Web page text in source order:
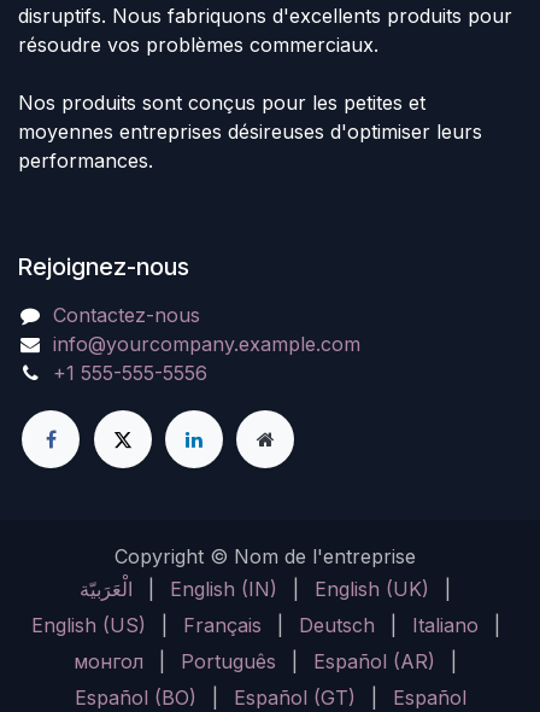
disruptifs. Nous fabriquons d'excellents produits pour
résoudre vos problèmes commerciaux.
Nos produits sont conçus pour les petites et
moyennes entreprises désireuses d'optimiser leurs
performances.
Rejoignez-nous
Contactez-nous
info@yourcompany.example.com
+1 555-555-5556
Copyright © Nom de l'entreprise
الْعَرَبيّة
English (IN) English (UK)
English (US)
Français Deutsch Italiano
монгол
Português Español (AR)
Español (BO)
Español (GT) Español